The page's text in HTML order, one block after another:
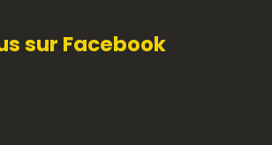
sur Facebook